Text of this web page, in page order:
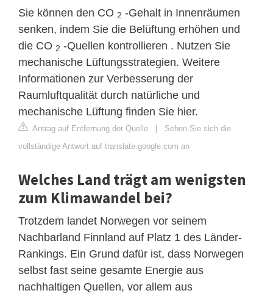
Sie können den CO 2 -Gehalt in Innenräumen
senken, indem Sie die Belüftung erhöhen und
die CO 2 -Quellen kontrollieren . Nutzen Sie
mechanische Lüftungsstrategien. Weitere
Informationen zur Verbesserung der
Raumluftqualität durch natürliche und
mechanische Lüftung finden Sie hier.
Antrag auf Entfernung der Quelle | Sehen Sie sich die
vollständige Antwort auf translate.google.com an
Welches Land trägt am wenigsten
zum Klimawandel bei?
Trotzdem landet Norwegen vor seinem
Nachbarland Finnland auf Platz 1 des Länder-
Rankings. Ein Grund dafür ist, dass Norwegen
selbst fast seine gesamte Energie aus
nachhaltigen Quellen, vor allem aus